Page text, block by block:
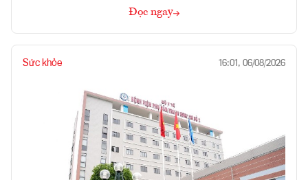
Đọc ngay
Sức khỏe 16:01, 06/08/2026